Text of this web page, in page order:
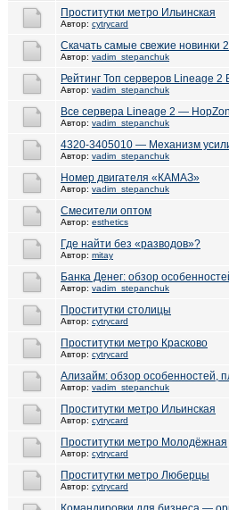
Проститутки метро Ильинская
Автор: cytrycard
Скачать самые свежие новинки
Автор: vadim_stepanchuk
Рейтинг Топ серверов Lineage 2
Автор: vadim_stepanchuk
Все сервера Lineage 2 —
Автор: vadim_stepanchuk
4320-3405010 — Механизм
Автор: vadim_stepanchuk
Номер двигателя «КАМАЗ»
Автор: vadim_stepanchuk
Смесители оптом
Автор: esthetics
Где найти без «разводов»?
Автор: mitay
Банка Денег: обзор
Автор: vadim_stepanchuk
Проститутки столицы
Автор: cytrycard
Проститутки метро Красково
Автор: cytrycard
Ализайм: обзор особенностей,
Автор: vadim_stepanchuk
Проститутки метро Ильинская
Автор: cytrycard
Проститутки метро Молодёжная
Автор: cytrycard
Проститутки метро Люберцы
Автор: cytrycard